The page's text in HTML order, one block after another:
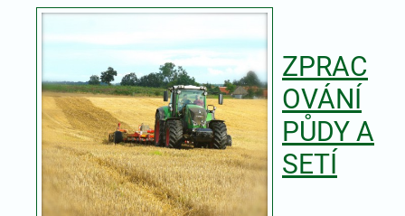
ZPRAC
OVÁNÍ
PŮDY A
SETÍ